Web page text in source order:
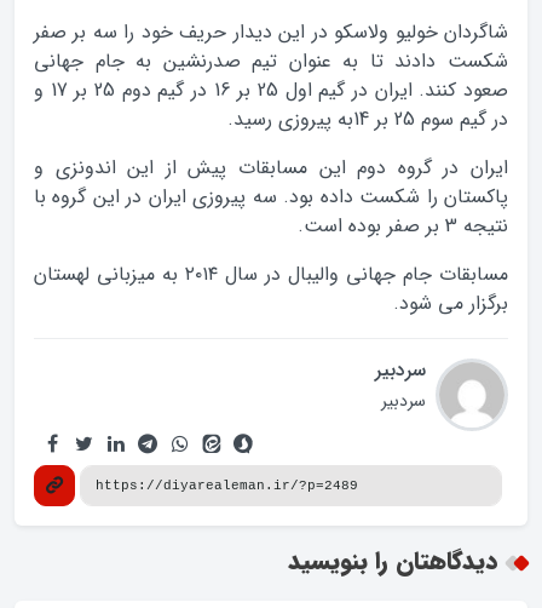
شاگردان خولیو ولاسکو در این دیدار حریف خود را سه بر صفر
شکست دادند تا به عنوان تیم صدرنشین به جام جهانی
صعود کنند. ایران در گیم اول 25 بر 16 در گیم دوم 25 بر 17 و
در گیم سوم 25 بر 14به پیروزی رسید.
ایران در گروه دوم این مسابقات پیش از این اندونزی و
پاکستان را شکست داده بود. سه پیروزی ایران در این گروه با
نتیجه 3 بر صفر بوده است.
مسابقات جام جهانی والیبال در سال ٢٠١٤ به میزبانی لهستان
برگزار می شود.
سردبیر
سردبیر
دیدگاهتان را بنویسید